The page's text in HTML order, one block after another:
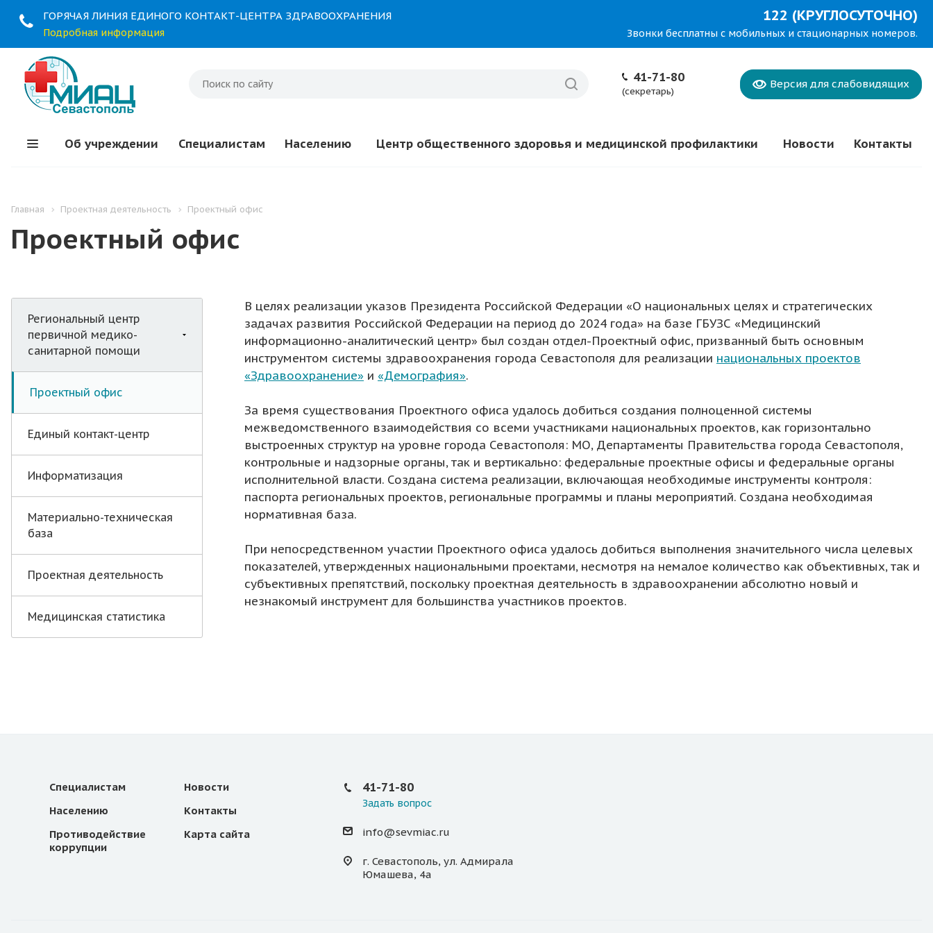
ГОРЯЧАЯ ЛИНИЯ ЕДИНОГО КОНТАКТ-ЦЕНТРА ЗДРАВООХРАНЕНИЯ
Подробная информация
122 (КРУГЛОСУТОЧНО)
Звонки бесплатны с мобильных и стационарных номеров.
41-71-80
(секретарь)
Версия для слабовидящих
Об учреждении Специалистам Населению Центр общественного здоровья и медицинской профилактики Новости Контакты
Главная Проектная деятельность Проектный офис
Проектный офис
Региональный центр
первичной медико-
санитарной помощи
Проектный офис
Единый контакт-центр
Информатизация
Материально-техническая
база
Проектная деятельность
Медицинская статистика
В целях реализации указов Президента Российской Федерации «О национальных целях и стратегических
задачах развития Российской Федерации на период до 2024 года» на базе ГБУЗС «Медицинский
информационно-аналитический центр» был создан отдел-Проектный офис, призванный быть основным
инструментом системы здравоохранения города Севастополя для реализации национальных проектов
«Здравоохранение» и «Демография».
За время существования Проектного офиса удалось добиться создания полноценной системы
межведомственного взаимодействия со всеми участниками национальных проектов, как горизонтально
выстроенных структур на уровне города Севастополя: МО, Департаменты Правительства города Севастополя,
контрольные и надзорные органы, так и вертикально: федеральные проектные офисы и федеральные органы
исполнительной власти. Создана система реализации, включающая необходимые инструменты контроля:
паспорта региональных проектов, региональные программы и планы мероприятий. Создана необходимая
нормативная база.
При непосредственном участии Проектного офиса удалось добиться выполнения значительного числа целевых
показателей, утвержденных национальными проектами, несмотря на немалое количество как объективных, так и
субъективных препятствий, поскольку проектная деятельность в здравоохранении абсолютно новый и
незнакомый инструмент для большинства участников проектов.
Специалистам
Населению
Противодействие
коррупции
Новости
Контакты
Карта сайта
41-71-80
Задать вопрос
info@sevmiac.ru
г. Севастополь, ул. Адмирала
Юмашева, 4а